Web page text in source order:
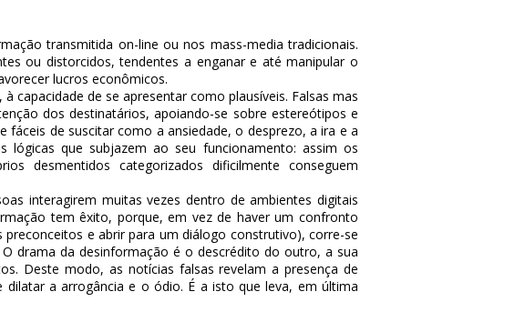
transmitida on-line ou nos mass-media tradicionais.
ou distorcidos, tendentes a enganar e até manipular o
lucros econômicos.
capacidade de se apresentar como plausíveis. Falsas mas
dos destinatários, apoiando-se sobre estereótipos e
de suscitar como a ansiedade, o desprezo, a ira e a
que subjazem ao seu funcionamento: assim os
desmentidos categorizados dificilmente conseguem
interagirem muitas vezes dentro de ambientes digitais
tem êxito, porque, em vez de haver um confronto
e abrir para um diálogo construtivo), corre-se
drama da desinformação é o descrédito do outro, a sua
Deste modo, as notícias falsas revelam a presença de
a arrogância e o ódio. É a isto que leva, em última